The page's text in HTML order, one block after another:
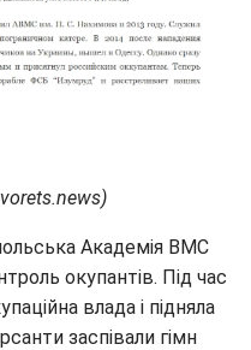
Академія ВМС
окупантів. Під час
влада і підняла
заспівали гімн